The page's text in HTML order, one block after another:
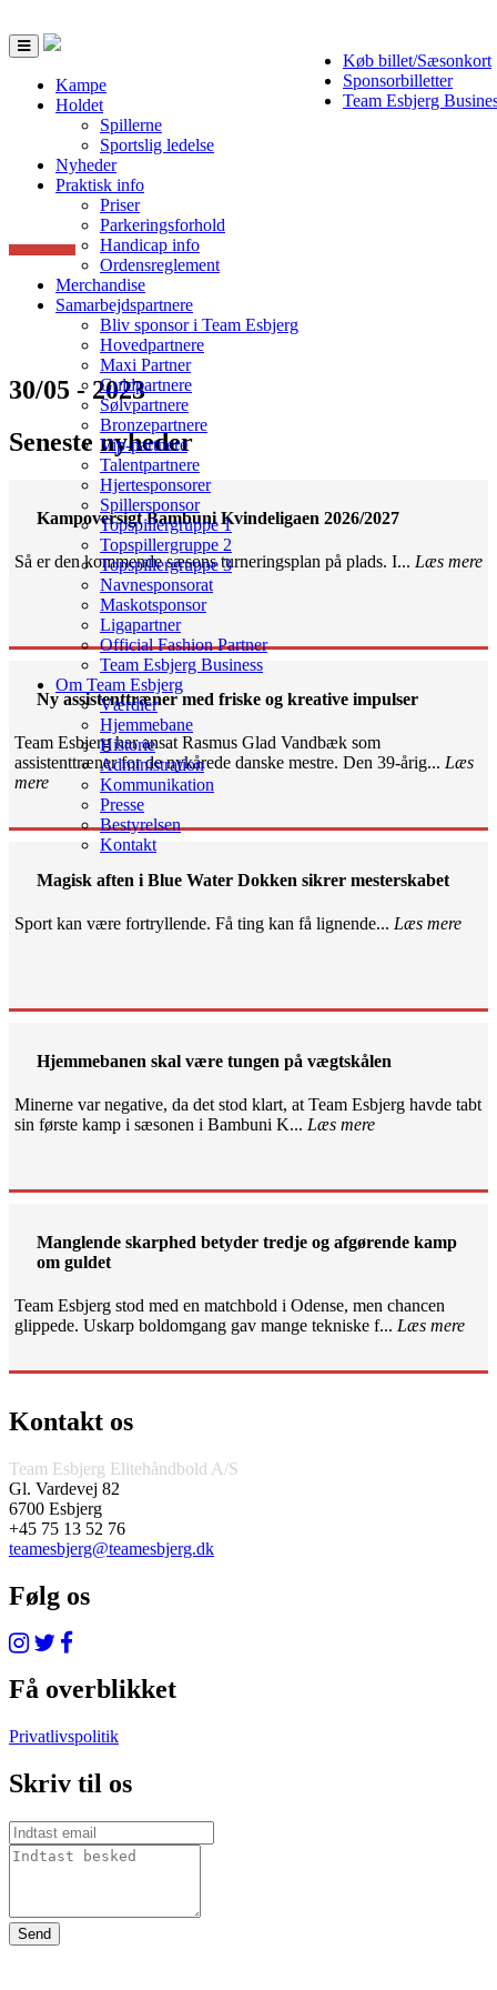
Køb billet/Sæsonkort
Sponsorbilletter
Team Esbjerg
Toggle
navigation
Kampe
Holdet
Spillerne
Sportslig ledelse
Nyheder
Praktisk info
Priser
Parkeringsforhold
Handicap info
Ordensreglement
Merchandise
Samarbejdspartnere
Bliv sponsor i Team Esbjerg
Hovedpartnere
Maxi Partner
Guldpartnere
Sølvpartnere
Bronzepartnere
Vip-partnere
Talentpartnere
Hjertesponsorer
Spillersponsor
Topspillergruppe 1
Topspillergruppe 2
Topspillergruppe 3
Navnesponsorat
Maskotsponsor
Ligapartner
Official Fashion Partner
Team Esbjerg Business
Om Team Esbjerg
Værdier
Hjemmebane
Historie
Administration
Kommunikation
Presse
Bestyrelsen
Kontakt
30/05 - 2023
Seneste nyheder
Kampoversigt Bambuni Kvindeligaen 2026/2027
Så er den kommende sæsons turneringsplan på plads. I... Læs mere
Ny assistenttræner med friske og kreative impulser
Team Esbjerg har ansat Rasmus Glad Vandbæk som
assistenttræner for de nykårede danske mestre. Den 39-årig... Læs
mere
Magisk aften i Blue Water Dokken sikrer mesterskabet
Sport kan være fortryllende. Få ting kan få lignende... Læs mere
Hjemmebanen skal være tungen på vægtskålen
Minerne var negative, da det stod klart, at Team Esbjerg havde tabt
sin første kamp i sæsonen i Bambuni K... Læs mere
Manglende skarphed betyder tredje og afgørende kamp
om guldet
Team Esbjerg stod med en matchbold i Odense, men chancen
glippede. Uskarp boldomgang gav mange tekniske f... Læs mere
Kontakt os
Team Esbjerg Elitehåndbold A/S
Gl. Vardevej 82
6700 Esbjerg
+45 75 13 52 76
teamesbjerg@teamesbjerg.dk
Følg os
Få overblikket
Privatlivspolitik
Skriv til os